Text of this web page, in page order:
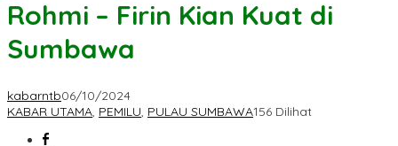
Rohmi – Firin Kian Kuat di
Sumbawa
kabarntb06/10/2024
KABAR UTAMA, PEMILU, PULAU SUMBAWA156 Dilihat